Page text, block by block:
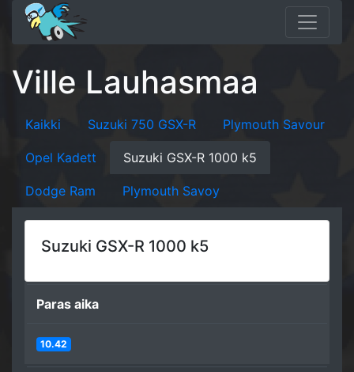
Ville Lauhasmaa
Kaikki Suzuki 750 GSX-R Plymouth Savour
Opel Kadett Suzuki GSX-R 1000 k5
Dodge Ram Plymouth Savoy
Suzuki GSX-R 1000 k5
Paras aika
10.42